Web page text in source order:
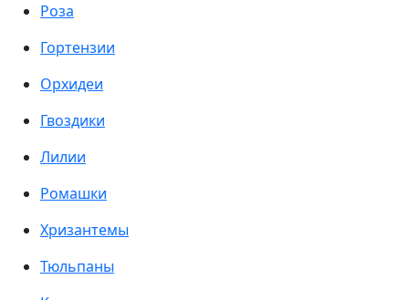
Роза
Гортензии
Орхидеи
Гвоздики
Лилии
Ромашки
Хризантемы
Тюльпаны